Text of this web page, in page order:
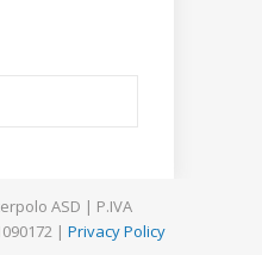
ASD | P.IVA
| Privacy Policy